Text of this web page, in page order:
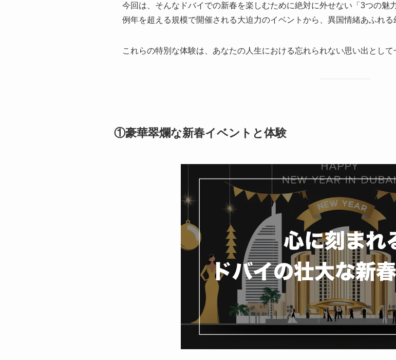
今回は、そんなドバイでの新春を楽しむために絶対に外せない「3つの魅
例年を超える規模で開催される大迫力のイベントから、異国情緒あふれる
これらの特別な体験は、あなたの人生における忘れられない思い出として
①豪華翠爛な新春イベントと体験